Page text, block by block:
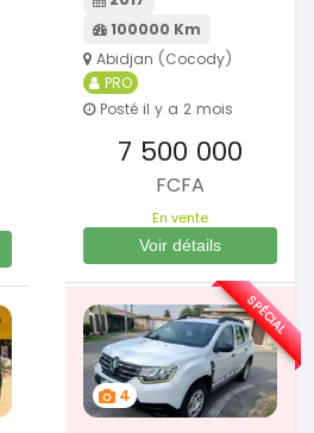
100000 Km
Abidjan (Cocody)
PRO
Posté il y a 2 mois
7 500 000
FCFA
En vente
Voir détails
4
SPÉCIAL